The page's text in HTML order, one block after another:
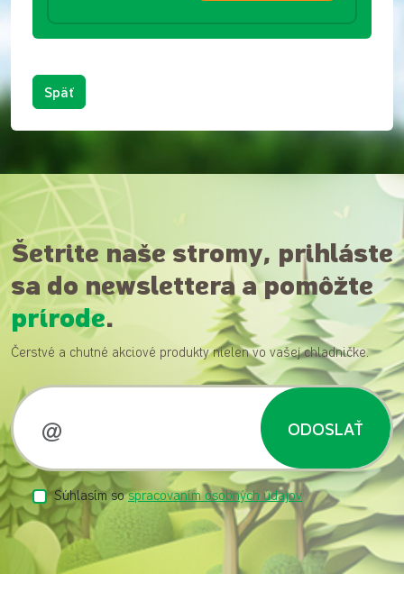
Späť
Šetrite naše stromy, prihláste
sa do newslettera a pomôžte
prírode.
Čerstvé a chutné akciové produkty nielen vo vašej chladničke.
ODOSLAŤ
Súhlasím sospracovaním osobných údajov